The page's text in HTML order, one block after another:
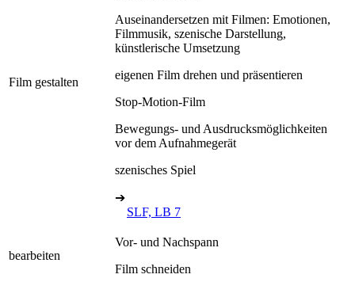
Film gestalten
Auseinandersetzen mit Filmen: Emotionen,
Filmmusik, szenische Darstellung,
künstlerische Umsetzung
eigenen Film drehen und präsentieren
Stop-Motion-Film
Bewegungs- und Ausdrucksmöglichkeiten
vor dem Aufnahmegerät
szenisches Spiel
➔
SLF, LB 7
bearbeiten
Vor- und Nachspann
Film schneiden